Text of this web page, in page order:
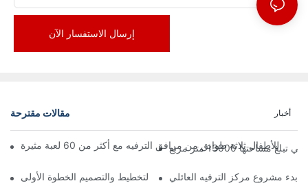
إرسال الاستفسار الآن
مقالات مقترحة أخبار
13000 متر مربع
بدء مشروع مركز الترفيه العائلي